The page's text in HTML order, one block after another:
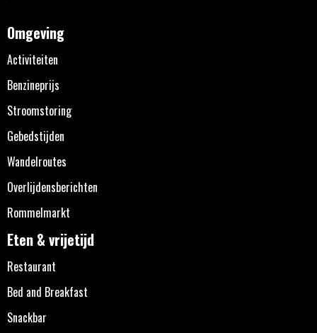
Omgeving
Activiteiten
Benzineprijs
Stroomstoring
Gebedstijden
Wandelroutes
Overlijdensberichten
Rommelmarkt
Eten & vrijetijd
Restaurant
Bed and Breakfast
Snackbar